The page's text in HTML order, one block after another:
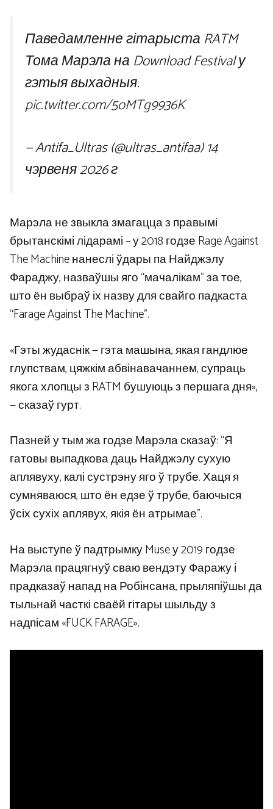
Паведамленне гітарыста RATM
Тома Марэла на Download Festival у
гэтыя выхадныя.
pic.twitter.com/5oMTg9936K
— Antifa_Ultras (@ultras_antifaa) 14
чэрвеня 2026 г
Марэла не звыкла змагацца з правымі
брытанскімі лідарамі – у 2018 годзе Rage Against
The Machine нанеслі ўдары па Найджэлу
Фараджу, назваўшы яго “мачалікам” за тое,
што ён выбраў іх назву для свайго падкаста
“Farage Against The Machine”.
«Гэты жудаснік — гэта машына, якая гандлюе
глупствам, цяжкім абвінавачаннем, супраць
якога хлопцы з RATM бушуюць з першага дня»,
— сказаў гурт.
Пазней у тым жа годзе Марэла сказаў: “Я
гатовы выпадкова даць Найджэлу сухую
аплявуху, калі сустрэну яго ў трубе. Хаця я
сумняваюся, што ён едзе ў трубе, баючыся
ўсіх сухіх аплявух, якія ён атрымае”.
На выступе ў падтрымку Muse у 2019 годзе
Марэла працягнуў сваю вендэту Фаражу і
прадказаў напад на Робінсана, прыляпіўшы да
тыльнай часткі сваёй гітары шыльду з
надпісам «FUCK FARAGE».